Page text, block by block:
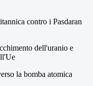
contro i Pasdaran
dell'uranio e
la bomba atomica